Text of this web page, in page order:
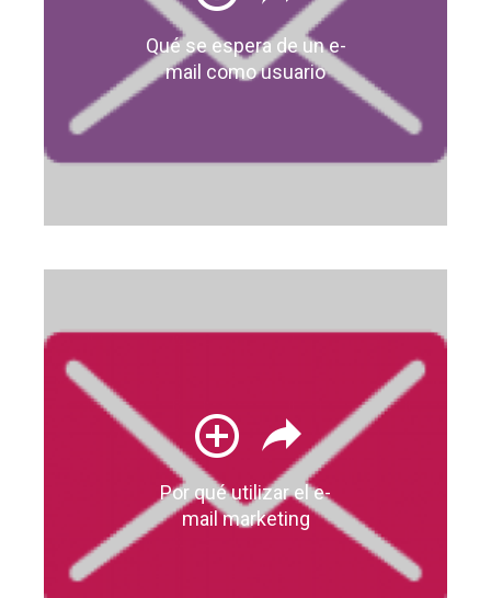
Qué se espera de un e-
mail como usuario
Por qué utilizar el e-
mail marketing